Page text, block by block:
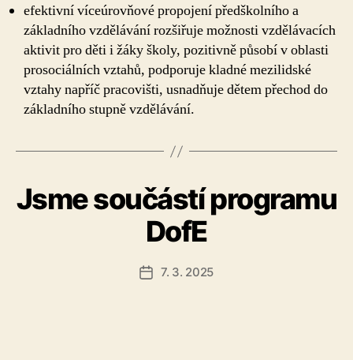
efektivní víceúrovňové propojení předškolního a
základního vzdělávání rozšiřuje možnosti vzdělávacích
aktivit pro děti i žáky školy, pozitivně působí v oblasti
prosociálních vztahů, podporuje kladné mezilidské
vztahy napříč pracovišti, usnadňuje dětem přechod do
základního stupně vzdělávání.
Jsme součástí programu
DofE
Datum
7. 3. 2025